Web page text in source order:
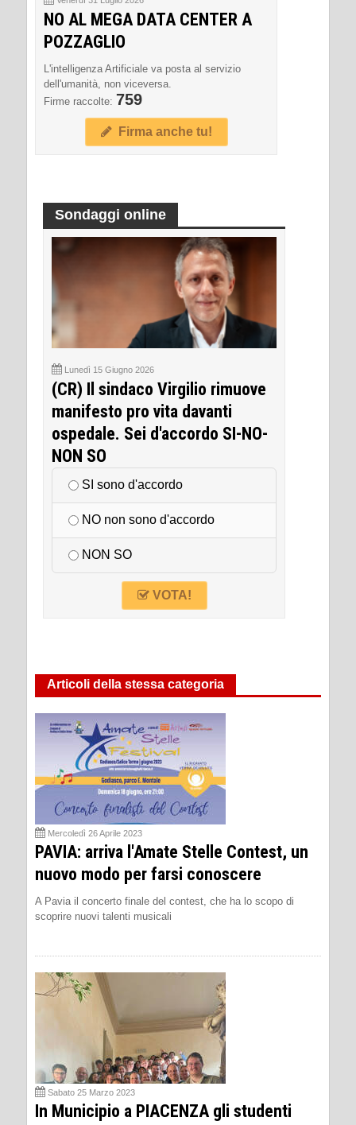
NO AL MEGA DATA CENTER A
POZZAGLIO
L'intelligenza Artificiale va posta al servizio
dell'umanità, non viceversa.
Firme raccolte: 759
Firma anche tu!
Sondaggi online
Lunedì 15 Giugno 2026
(CR) Il sindaco Virgilio rimuove
manifesto pro vita davanti
ospedale. Sei d'accordo SI-NO-
NON SO
SI sono d'accordo
NO non sono d'accordo
NON SO
VOTA!
Articoli della stessa categoria
Mercoledì 26 Aprile 2023
PAVIA: arriva l'Amate Stelle Contest, un
nuovo modo per farsi conoscere
A Pavia il concerto finale del contest, che ha lo scopo di
scoprire nuovi talenti musicali
Sabato 25 Marzo 2023
In Municipio a PIACENZA gli studenti